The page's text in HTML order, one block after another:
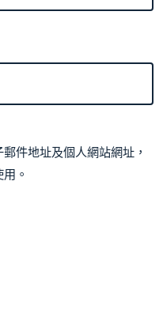
件地址及個人網站網址，
。